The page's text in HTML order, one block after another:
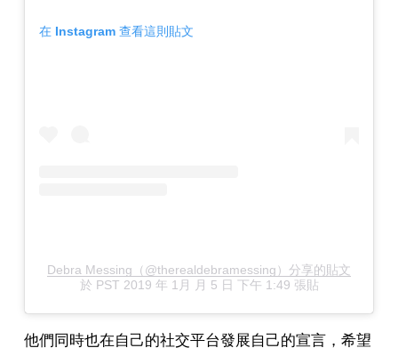
在 Instagram 查看這則貼文
Debra Messing（@therealdebramessing）分享的貼文
於 PST 2019 年 1月 月 5 日 下午 1:49 張貼
他們同時也在自己的社交平台發展自己的宣言，希望